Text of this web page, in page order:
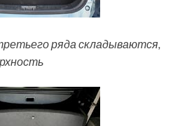
ряда складываются,